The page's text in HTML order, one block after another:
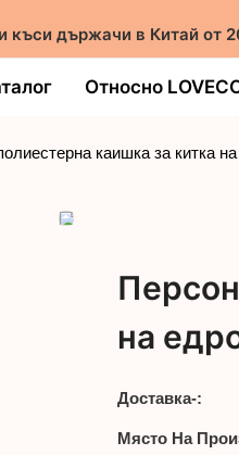
държачи в Китай от
Относно
каишка за китка
на
Доставка-:
Място На